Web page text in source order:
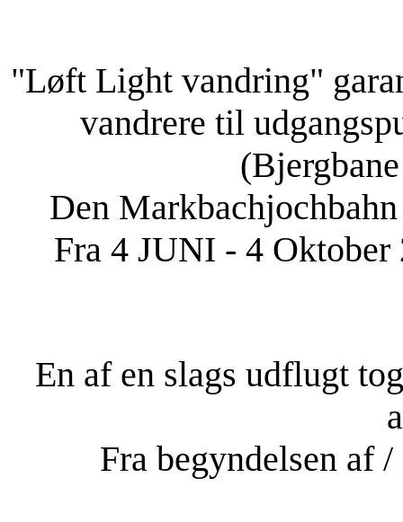
"Løft Light vandring"
vandrere til
Den
Fra 4 JUNI - 4
En af en slags udflugt
Fra begyndelsen af